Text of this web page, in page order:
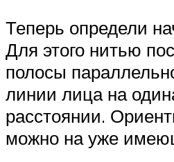
Теперь определи
Для этого нитью
полосы
линии лица на
расстоянии.
можно на уже